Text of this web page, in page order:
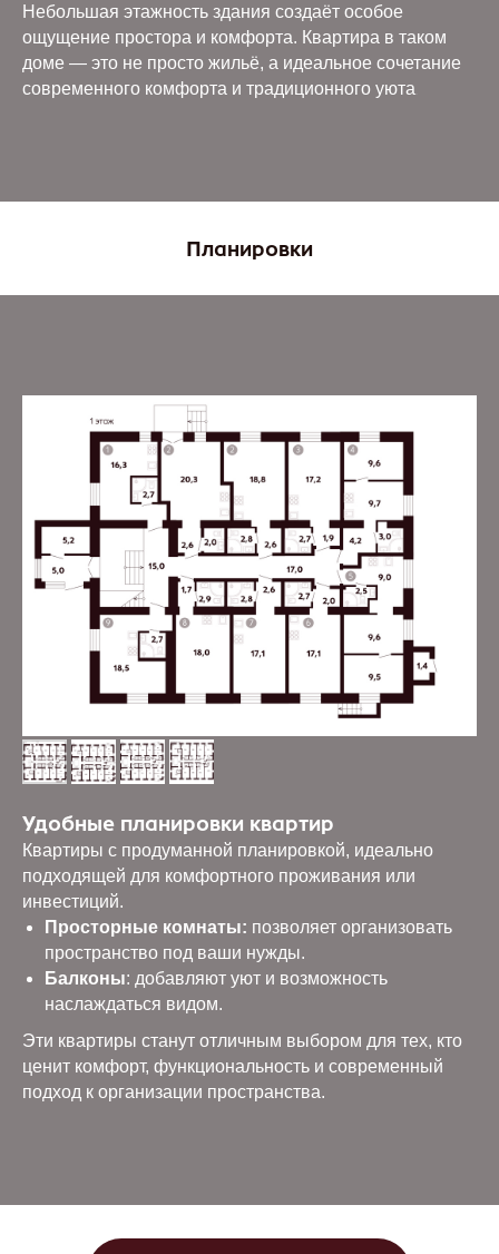
Небольшая этажность здания создаёт особое
ощущение простора и комфорта. Квартира в таком
доме — это не просто жильё, а идеальное сочетание
современного комфорта и традиционного уюта
Планировки
Удобные планировки квартир
Квартиры с продуманной планировкой, идеально
подходящей для комфортного проживания или
инвестиций.
Просторные комнаты: позволяет организовать
пространство под ваши нужды.
Балконы: добавляют уют и возможность
наслаждаться видом.
Эти квартиры станут отличным выбором для тех, кто
ценит комфорт, функциональность и современный
подход к организации пространства.